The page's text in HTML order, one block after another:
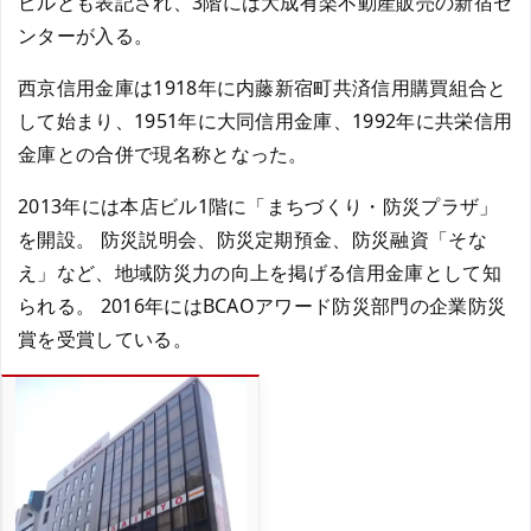
ンターが入る。
西京信用金庫は1918年に内藤新宿町共済信用購買組合と
して始まり、1951年に大同信用金庫、1992年に共栄信用
金庫との合併で現名称となった。
2013年には本店ビル1階に「まちづくり・防災プラザ」
を開設。 防災説明会、防災定期預金、防災融資「そな
え」など、地域防災力の向上を掲げる信用金庫として知
られる。 2016年にはBCAOアワード防災部門の企業防災
賞を受賞している。